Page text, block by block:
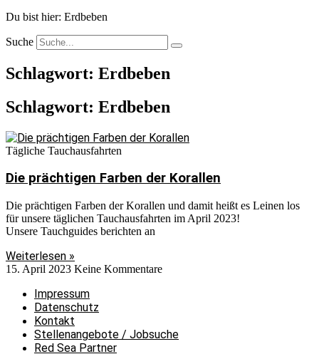
Du bist hier: Erdbeben
Suche
Schlagwort: Erdbeben
Schlagwort: Erdbeben
Tägliche Tauchausfahrten
Die prächtigen Farben der Korallen
Die prächtigen Farben der Korallen und damit heißt es Leinen los
für unsere täglichen Tauchausfahrten im April 2023!
Unsere Tauchguides berichten an
Weiterlesen »
15. April 2023 Keine Kommentare
Impressum
Datenschutz
Kontakt
Stellenangebote / Jobsuche
Red Sea Partner